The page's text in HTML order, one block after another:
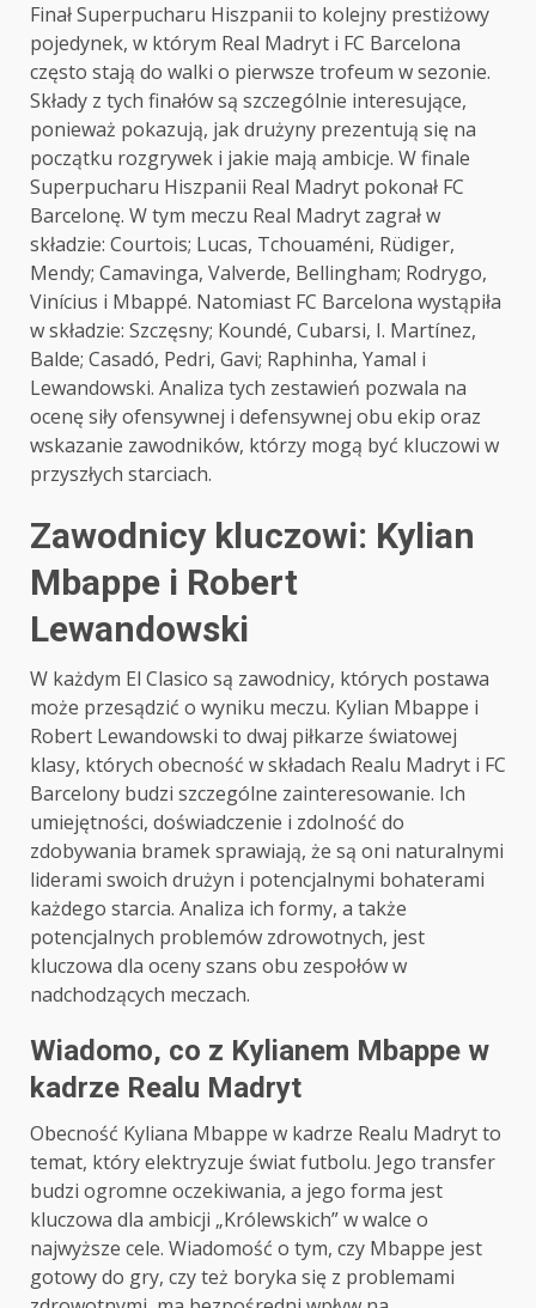
Finał Superpucharu Hiszpanii to kolejny prestiżowy
pojedynek, w którym Real Madryt i FC Barcelona
często stają do walki o pierwsze trofeum w sezonie.
Składy z tych finałów są szczególnie interesujące,
ponieważ pokazują, jak drużyny prezentują się na
początku rozgrywek i jakie mają ambicje. W finale
Superpucharu Hiszpanii Real Madryt pokonał FC
Barcelonę. W tym meczu Real Madryt zagrał w
składzie: Courtois; Lucas, Tchouaméni, Rüdiger,
Mendy; Camavinga, Valverde, Bellingham; Rodrygo,
Vinícius i Mbappé. Natomiast FC Barcelona wystąpiła
w składzie: Szczęsny; Koundé, Cubarsi, I. Martínez,
Balde; Casadó, Pedri, Gavi; Raphinha, Yamal i
Lewandowski. Analiza tych zestawień pozwala na
ocenę siły ofensywnej i defensywnej obu ekip oraz
wskazanie zawodników, którzy mogą być kluczowi w
przyszłych starciach.
Zawodnicy kluczowi: Kylian
Mbappe i Robert
Lewandowski
W każdym El Clasico są zawodnicy, których postawa
może przesądzić o wyniku meczu. Kylian Mbappe i
Robert Lewandowski to dwaj piłkarze światowej
klasy, których obecność w składach Realu Madryt i FC
Barcelony budzi szczególne zainteresowanie. Ich
umiejętności, doświadczenie i zdolność do
zdobywania bramek sprawiają, że są oni naturalnymi
liderami swoich drużyn i potencjalnymi bohaterami
każdego starcia. Analiza ich formy, a także
potencjalnych problemów zdrowotnych, jest
kluczowa dla oceny szans obu zespołów w
nadchodzących meczach.
Wiadomo, co z Kylianem Mbappe w
kadrze Realu Madryt
Obecność Kyliana Mbappe w kadrze Realu Madryt to
temat, który elektryzuje świat futbolu. Jego transfer
budzi ogromne oczekiwania, a jego forma jest
kluczowa dla ambicji „Królewskich” w walce o
najwyższe cele. Wiadomość o tym, czy Mbappe jest
gotowy do gry, czy też boryka się z problemami